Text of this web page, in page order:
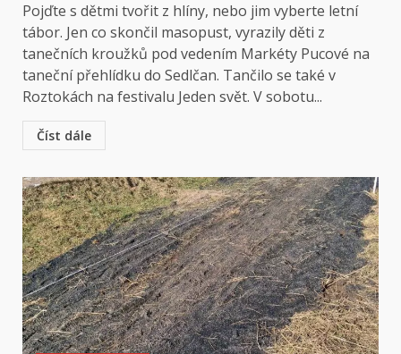
Pojďte s dětmi tvořit z hlíny, nebo jim vyberte letní
tábor. Jen co skončil masopust, vyrazily děti z
tanečních kroužků pod vedením Markéty Pucové na
taneční přehlídku do Sedlčan. Tančilo se také v
Roztokách na festivalu Jeden svět. V sobotu...
Číst dále